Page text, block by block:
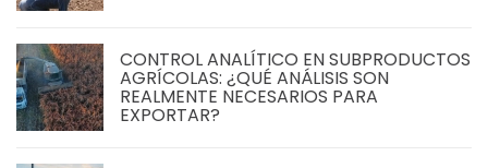
CONTROL ANALÍTICO EN SUBPRODUCTOS
AGRÍCOLAS: ¿QUÉ ANÁLISIS SON
REALMENTE NECESARIOS PARA
EXPORTAR?